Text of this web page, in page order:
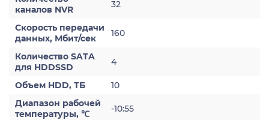
каналов NVR
32
Скорость передачи
данных, Мбит/сек
160
Количество SATA
для HDDSSD
4
Объем HDD, ТБ
10
Диапазон рабочей
температуры, ℃
-10:55